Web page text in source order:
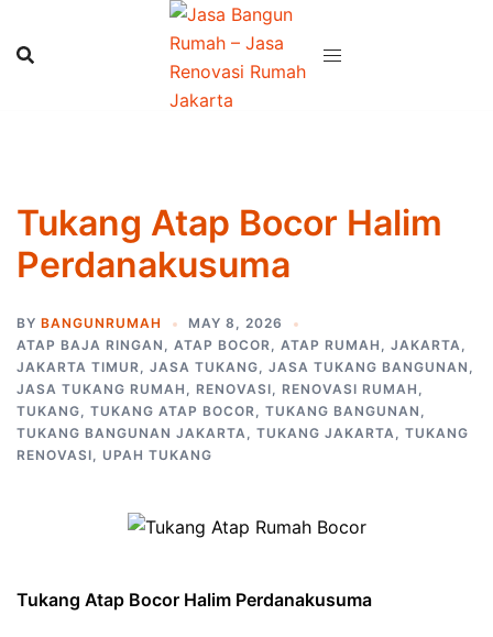
content
Tukang Atap Bocor Halim
Perdanakusuma
BY BANGUNRUMAH
MAY 8, 2026
ATAP BAJA RINGAN , ATAP BOCOR, ATAP RUMAH , JAKARTA,
JAKARTA TIMUR, JASA TUKANG, JASA TUKANG BANGUNAN ,
JASA TUKANG RUMAH , RENOVASI, RENOVASI RUMAH ,
TUKANG, TUKANG ATAP BOCOR, TUKANG BANGUNAN ,
TUKANG BANGUNAN JAKARTA, TUKANG JAKARTA, TUKANG
RENOVASI, UPAH TUKANG
Tukang Atap Bocor Halim Perdanakusuma